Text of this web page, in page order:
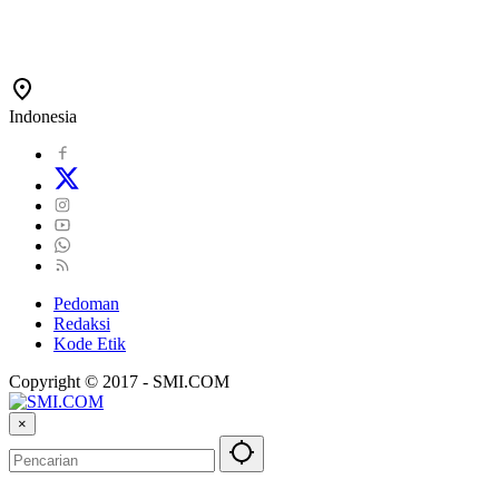
Indonesia
Pedoman
Redaksi
Kode Etik
Copyright © 2017 - SMI.COM
×